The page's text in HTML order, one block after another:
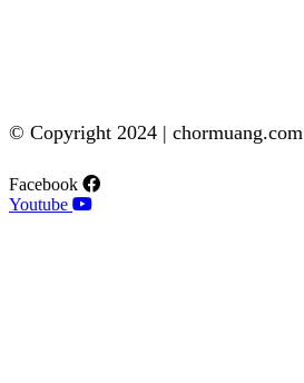
© Copyright 2024 | chormuang.com
Facebook
Youtube